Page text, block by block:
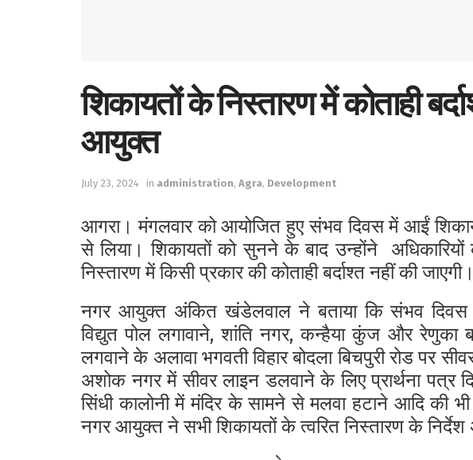
शिकायतों के निस्तारण में कोताही
आयुक्त
July 23, 2024 in administration, Agra, Development
आगरा। मंगलवार को आयोजित हुए संभव दिवस में आईं
से लिया। शिकायतों को सुनने के बाद उन्होंने अधिकारियों
निस्तारण में किसी प्रकार की कोताही बर्दाश्त नहीं की जाएगी।
नगर आयुक्त अंकित खंडेलवाल ने बताया कि संभव
विद्युत पोल लगावाने, शांति नगर, कन्हैया कुंज और रेणुका
लगवाने के अलावा भगवती विहार बोदला बिचपुरी रोड पर
अशोक नगर में सीवर लाइन डलवाने के लिए प्रार्थना पत्र
सिंधी कालोनी में मंदिर के सामने से मलवा हटाने आदि की
नगर आयुक्त ने सभी शिकायतों के त्वरित निस्तारण के निर्देश